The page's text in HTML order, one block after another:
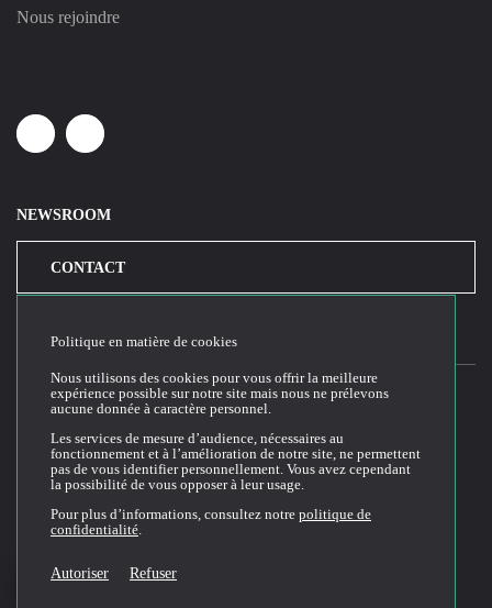
Nous rejoindre
LinkedinYoutube
NEWSROOM
CONTACT
Conditions générales d'utilisation du site web
Politique de confidentialité
Politique de cookies
Conditions Générales de Vente et Utilisation (CGVU)
Politique en matière de cookies
Nous utilisons des cookies pour vous offrir la meilleure
expérience possible sur notre site mais nous ne prélevons
aucune donnée à caractère personnel.
Les services de mesure d’audience, nécessaires au
fonctionnement et à l’amélioration de notre site, ne permettent
pas de vous identifier personnellement. Vous avez cependant
la possibilité de vous opposer à leur usage.
Pour plus d’informations, consultez notre politique de
confidentialité.
Autoriser Refuser